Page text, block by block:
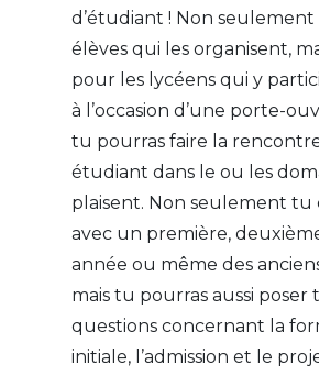
d’étudiant ! Non
élèves qui les organisent,
pour les lycéens qui y
à l’occasion d’une porte-
tu pourras faire la
étudiant dans le ou les
plaisent. Non seulement tu
avec un première,
année ou même des
mais tu pourras aussi poser
questions concernant la
initiale, l’admission et le